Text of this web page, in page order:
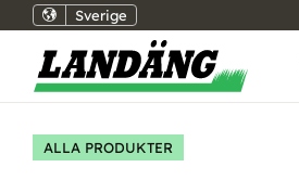
Sverige
ALLA PRODUKTER